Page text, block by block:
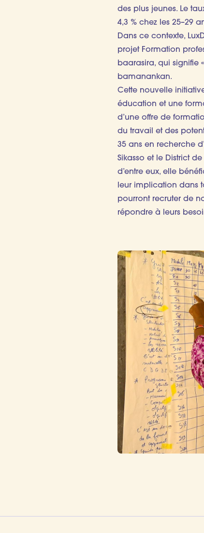
des plus jeunes. Le
4,3 % chez les 25–29
Dans ce contexte,
projet Formation
baarasira, qui signifie
bamanankan.
Cette nouvelle
éducation et une
d’une offre de
du travail et des
35 ans en recherche
Sikasso et le District
d’entre eux, elle
leur implication dans
pourront recruter de
répondre à leurs